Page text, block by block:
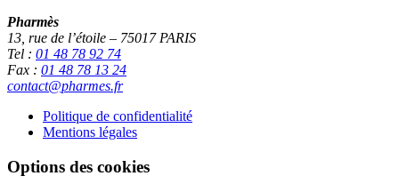
Pharmès
13, rue de l’étoile – 75017 PARIS
Tel : 01 48 78 92 74
Fax : 01 48 78 13 24
contact@pharmes.fr
Politique de confidentialité
Mentions légales
Options des cookies